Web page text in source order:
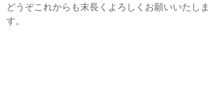
どうぞこれからも末長くよろしくお願いいたしま
す。